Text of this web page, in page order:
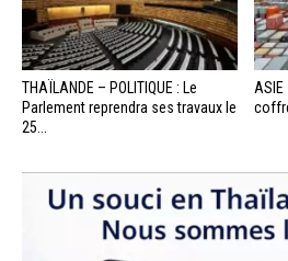
THAÏLANDE – POLITIQUE : Le
Parlement reprendra ses travaux le
25...
ASIE